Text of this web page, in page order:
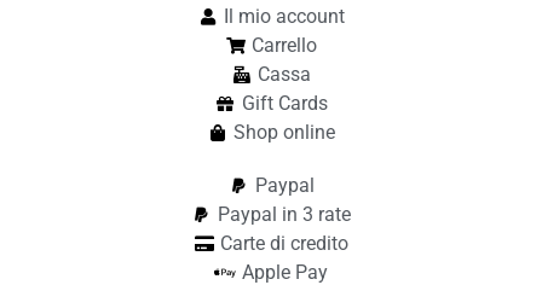
Il mio account
Carrello
Cassa
Gift Cards
Shop online
Paypal
Paypal in 3 rate
Carte di credito
Apple Pay